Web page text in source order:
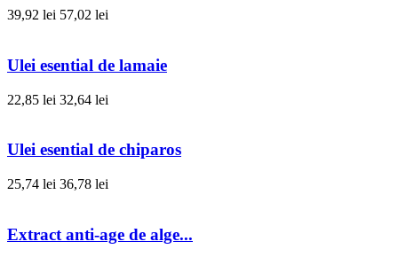
39,92 lei 57,02 lei
Ulei esential de lamaie
22,85 lei 32,64 lei
Ulei esential de chiparos
25,74 lei 36,78 lei
Extract anti-age de alge...